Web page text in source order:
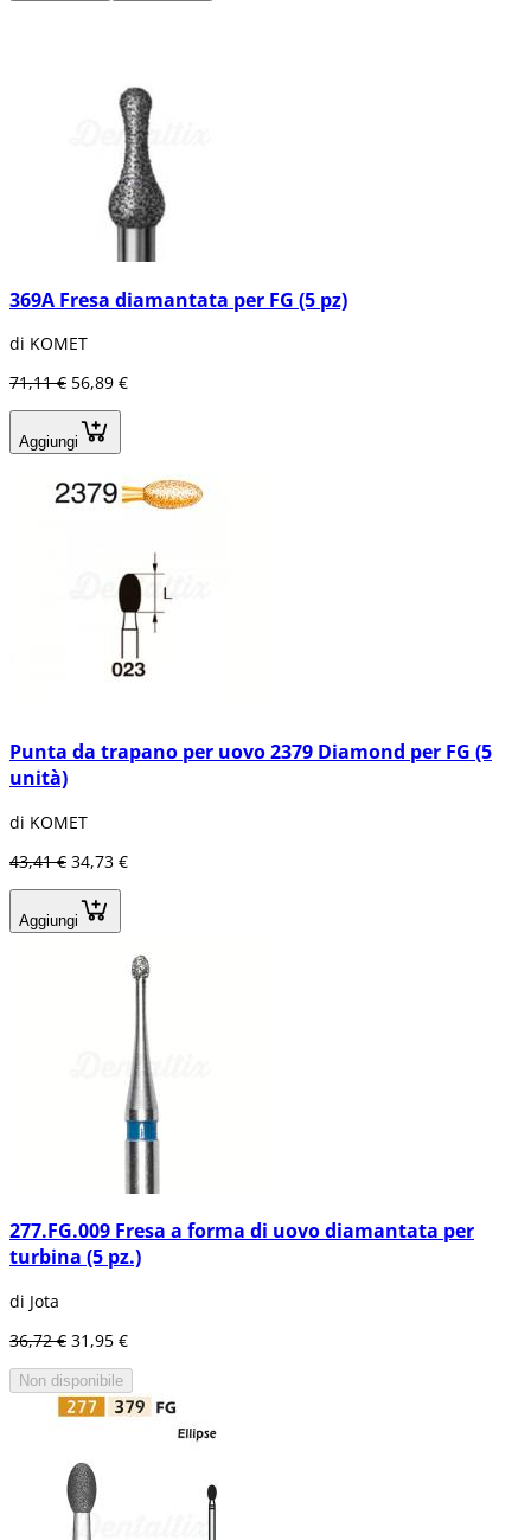
369A Fresa diamantata per FG (5 pz)
di KOMET
71,11 € 56,89 €
Aggiungi
Punta da trapano per uovo 2379 Diamond per FG (5
unità)
di KOMET
43,41 € 34,73 €
Aggiungi
277.FG.009 Fresa a forma di uovo diamantata per
turbina (5 pz.)
di Jota
36,72 € 31,95 €
Non disponibile